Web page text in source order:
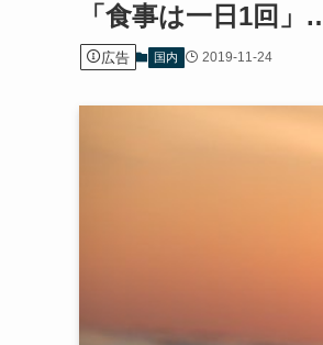
「食事は一日1回
広告 国内 2019-11-24